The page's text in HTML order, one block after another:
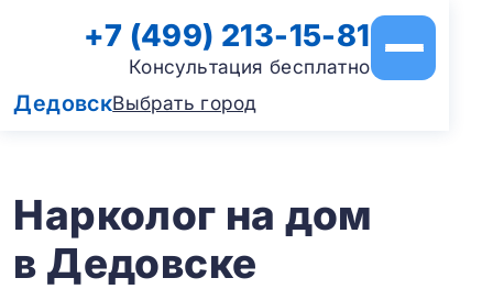
ДедовскВыбрать город
+7 (499) 213-15-81
Консультация бесплатно
Нарколог на дом
в Дедовске